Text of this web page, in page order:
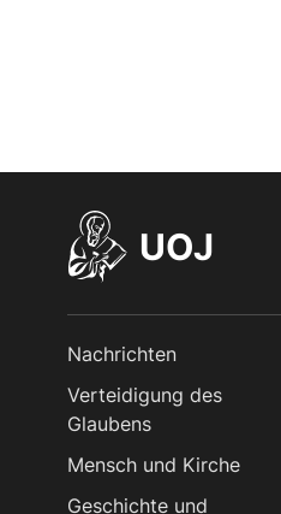
UOJ
Nachrichten
Verteidigung des
Glaubens
Mensch und Kirche
Geschichte und